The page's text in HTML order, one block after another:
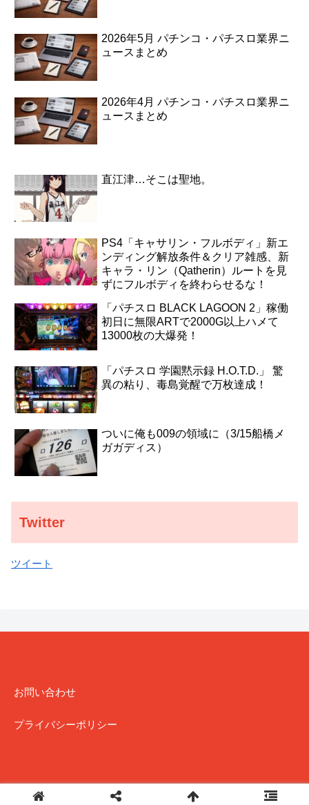
2026年5月 パチンコ・パチスロ業界ニ
ュースまとめ
2026年4月 パチンコ・パチスロ業界ニ
ュースまとめ
直江津…そこは聖地。
PS4「キャサリン・フルボディ」新エ
ンディング解放条件＆クリア雑感、新
キャラ・リン（Qatherin）ルートを見
ずにフルボディを終わらせるな！
「パチスロ BLACK LAGOON 2」稼働
初日に無限ARTで2000G以上ハメて
13000枚の大爆発！
「パチスロ 学園黙示録 H.O.T.D.」 驚
異の粘り、毒島覚醒で万枚達成！
ついに俺も009の領域に（3/15船橋メ
ガガディス）
Twitter
ツイート
お問い合わせ
プライバシーポリシー
Copyright (C) 2018-2022 J explore All Rights Reserved.